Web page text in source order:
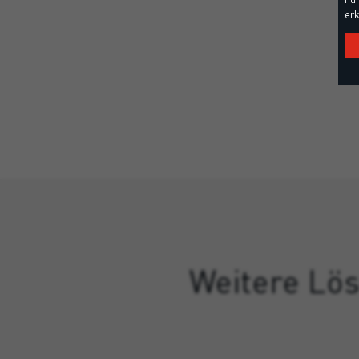
Weitere